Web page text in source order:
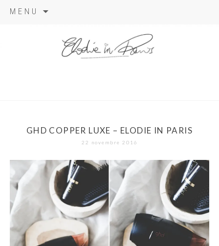
MENU
GHD COPPER LUXE – ELODIE IN PARIS
22 novembre 2016